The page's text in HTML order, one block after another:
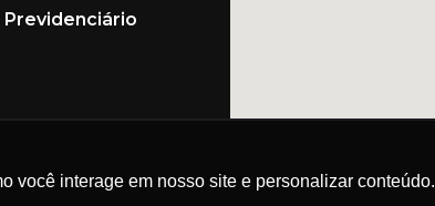
você interage em nosso site e personalizar conteúdo.
Previdenciário